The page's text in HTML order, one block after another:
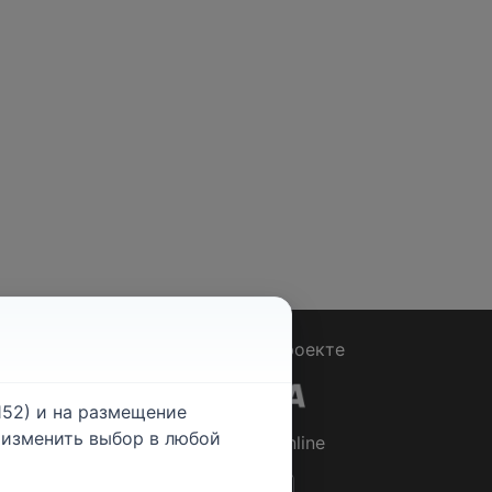
О проекте
© 2026Rabotniki.online
и на размещение
выбор в любой